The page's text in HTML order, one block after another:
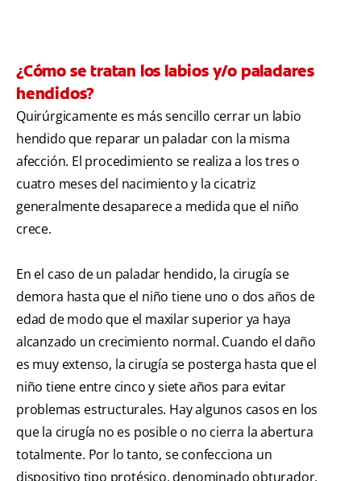
¿Cómo se tratan los labios y/o paladares
hendidos?
Quirúrgicamente es más sencillo cerrar un labio
hendido que reparar un paladar con la misma
afección. El procedimiento se realiza a los tres o
cuatro meses del nacimiento y la cicatriz
generalmente desaparece a medida que el niño
crece.
En el caso de un paladar hendido, la cirugía se
demora hasta que el niño tiene uno o dos años de
edad de modo que el maxilar superior ya haya
alcanzado un crecimiento normal. Cuando el daño
es muy extenso, la cirugía se posterga hasta que el
niño tiene entre cinco y siete años para evitar
problemas estructurales. Hay algunos casos en los
que la cirugía no es posible o no cierra la abertura
totalmente. Por lo tanto, se confecciona un
dispositivo tipo protésico, denominado obturador,